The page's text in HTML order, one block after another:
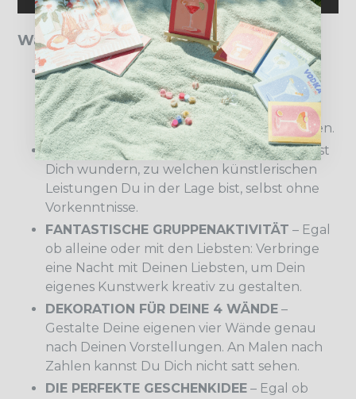
Warum DIY Malen nach Zahlen?
ENTSPANNUNG IM ALLTAG– Lasse Deine
Gedanken schweifen und Dich von den
Sorgen des Alltags ablenken. Malen nach
Zahlen lässt Dich wieder zu Kräften kommen.
KÜNSTLERISCHE BEREICHERUNG– Du wirst
Dich wundern, zu welchen künstlerischen
Leistungen Du in der Lage bist, selbst ohne
Vorkenntnisse.
FANTASTISCHE GRUPPENAKTIVITÄT – Egal
ob alleine oder mit den Liebsten: Verbringe
eine Nacht mit Deinen Liebsten, um Dein
eigenes Kunstwerk kreativ zu gestalten.
DEKORATION FÜR DEINE 4 WÄNDE –
Gestalte Deine eigenen vier Wände genau
nach Deinen Vorstellungen. An Malen nach
Zahlen kannst Du Dich nicht satt sehen.
DIE PERFEKTE GESCHENKIDEE – Egal ob